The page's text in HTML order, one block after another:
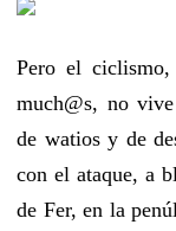
Pero el
much@s, no
de watios y de
con el ataque, a
de Fer, en la